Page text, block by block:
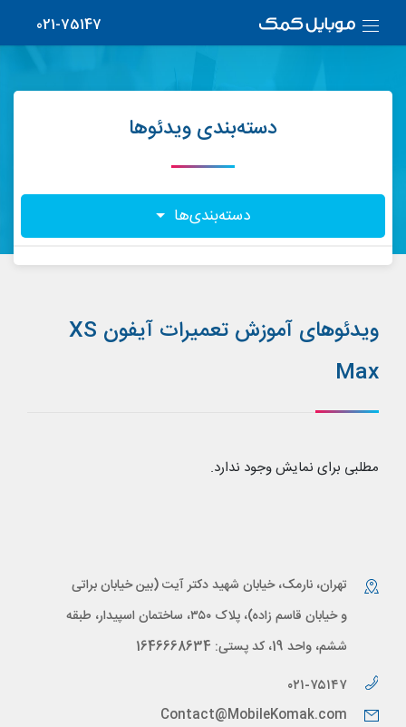
021-75147
دسته‌بندی ویدئوها
دسته‌بندی‌ها
ویدئوهای آموزش تعمیرات آیفون XS
Max
مطلبی برای نمایش وجود ندارد.
تهران، نارمک، خیابان شهید دکتر آیت (بین خیابان براتی
و خیابان قاسم زاده)، پلاک ۳۵۰، ساختمان اسپیدار، طبقه
ششم، واحد 19، کد پستی: 1646668634
۰۲۱-۷۵۱۴۷
Contact@MobileKomak.com